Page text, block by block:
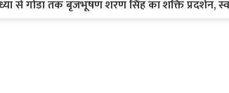
तक बृजभूषण शरण सिंह का शक्ति प्रदर्शन, स्वागत के